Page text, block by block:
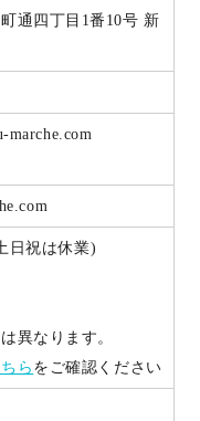
通四丁目1番10号 新
marche.com
日祝は休業)
異なります。
ら をご確認ください